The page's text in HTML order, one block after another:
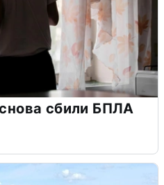
сбили БПЛА